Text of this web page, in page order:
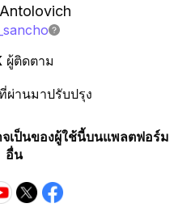
ผู้ติดตาม
ผ่านมาปรับปรุง
เป็นของผู้ใช้นี้บนแพลตฟอร์ม
อื่น